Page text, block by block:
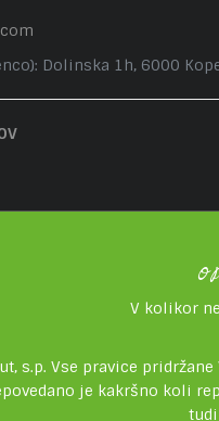
Dolinska 1h, 6000
V kolikor
s.p. Vse pravice
je kakršno koli